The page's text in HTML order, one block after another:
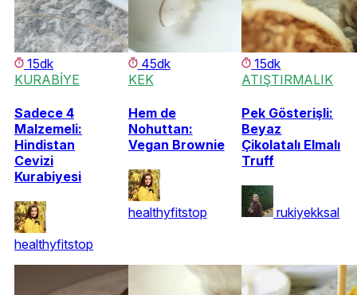
15dk
KURABİYE
Sadece 4
Malzemeli:
Hindistan
Cevizi
Kurabiyesi
healthyfitstop
45dk
KEK
Hem de
Nohuttan:
Vegan Brownie
healthyfitstop
15dk
ATIŞTIRMALIK
Pek Gösterişli:
Beyaz
Çikolatalı Elmalı
Truff
rukiyekksal